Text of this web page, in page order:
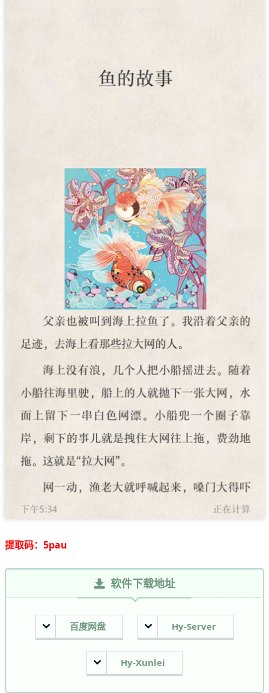
提取码：5pau
软件下载地址
百度网盘 Hy-Server
Hy-Xunlei